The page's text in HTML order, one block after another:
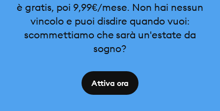
è gratis, poi 9,99€/mese. Non hai nessun
vincolo e puoi disdire quando vuoi:
scommettiamo che sarà un'estate da
sogno?
Attiva ora